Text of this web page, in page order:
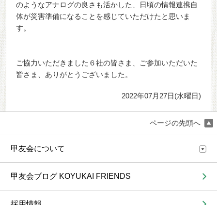
のようなアナログの良さも活かした、日頃の情報連携自
体が災害準備になることを感じていただけたと思いま
す。
ご協力いただきました６社の皆さま、ご参加いただいた
皆さま、ありがとうございました。
2022年07月27日(水曜日)
ページの先頭へ
甲友会について
甲友会ブログ KOYUKAI FRIENDS